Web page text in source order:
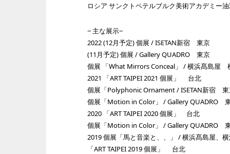
ロシア サンクトペテルブルク美術アカデミー
‒ 主な展示‒
2022 (12月予定) 個展 / ISETAN新宿 東京
(11月予定) 個展 / Gallery QUADRO 東京
個展 「What Mirrors Conceal」 / 横浜髙島屋
2021 「ART TAIPEI 2021 個展」 台北
個展「Polyphonic Ornament / ISETAN新宿
個展「Motion in Color」 / Gallery QUADRO
2020 「ART TAIPEI 2020 個展」 台北
個展「Motion in Color」 / Gallery QUADRO
2019 個展「馬と音楽と、、」 / 横浜髙島屋、
「ART TAIPEI 2019 個展」 台北